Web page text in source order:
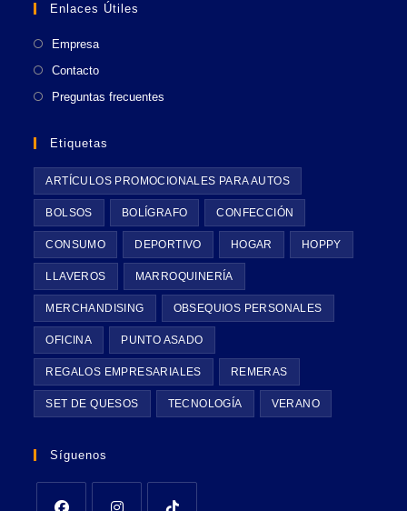
Enlaces Útiles
Empresa
Contacto
Preguntas frecuentes
Etiquetas
ARTÍCULOS PROMOCIONALES PARA AUTOS
BOLSOS BOLÍGRAFO CONFECCIÓN
CONSUMO DEPORTIVO HOGAR HOPPY
LLAVEROS MARROQUINERÍA
MERCHANDISING OBSEQUIOS PERSONALES
OFICINA PUNTO ASADO
REGALOS EMPRESARIALES REMERAS
SET DE QUESOS TECNOLOGÍA VERANO
Síguenos